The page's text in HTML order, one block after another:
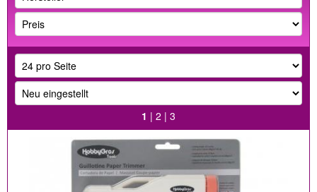
1 | 2 | 3